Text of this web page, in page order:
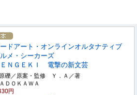
ドアート・オンラインオルタナティブ
メ・シーカーズ
ＥＮＧＥＫＩ 電撃の新文芸
礫／原案・監修 Ｙ．Ａ／著
ＤＯＫＡＷＡ
円